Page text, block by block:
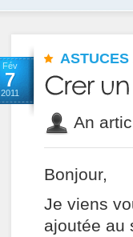
Fév
7
2011
ASTUCES
An
Bonjour,
Je viens
ajoutée au